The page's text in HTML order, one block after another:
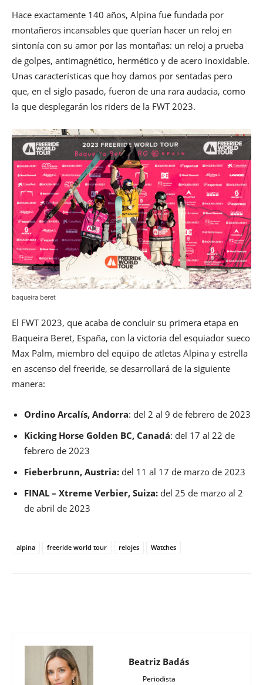
Hace exactamente 140 años, Alpina fue fundada por
montañeros incansables que querían hacer un reloj en
sintonía con su amor por las montañas: un reloj a prueba
de golpes, antimagnético, hermético y de acero inoxidable.
Unas características que hoy damos por sentadas pero
que, en el siglo pasado, fueron de una rara audacia, como
la que desplegarán los riders de la FWT 2023.
baqueira beret
El FWT 2023, que acaba de concluir su primera etapa en
Baqueira Beret, España, con la victoria del esquiador sueco
Max Palm, miembro del equipo de atletas Alpina y estrella
en ascenso del freeride, se desarrollará de la siguiente
manera:
Ordino Arcalís, Andorra: del 2 al 9 de febrero de 2023
Kicking Horse Golden BC, Canadá: del 17 al 22 de
febrero de 2023
Fieberbrunn, Austria: del 11 al 17 de marzo de 2023
FINAL – Xtreme Verbier, Suiza: del 25 de marzo al 2
de abril de 2023
alpina freeride world tour relojes Watches
Beatriz Badás
Periodista